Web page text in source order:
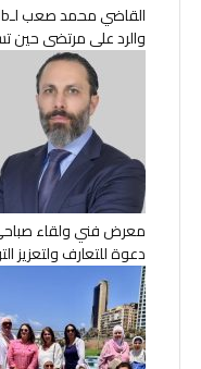
والرد على مرتضى حين
معرض فني ولقاء
دعوة للتعارف ولتعزيز